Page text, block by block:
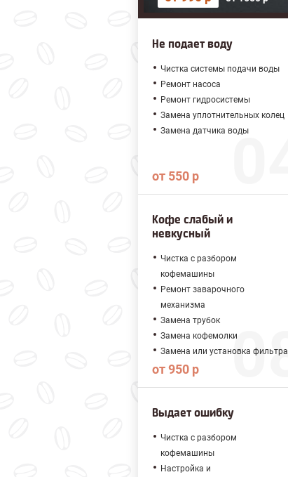
Не подает воду
Чистка системы подачи воды
Ремонт насоса
Ремонт гидросистемы
Замена уплотнительных колец
Замена датчика воды
от 550 р
Кофе слабый и
невкусный
Чистка с разбором
кофемашины
Ремонт заварочного
механизма
Замена трубок
Замена кофемолки
Замена или установка фильтра
от 950 р
Выдает ошибку
Чистка с разбором
кофемашины
Настройка и